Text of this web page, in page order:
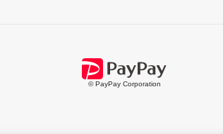
© PayPay Corporation